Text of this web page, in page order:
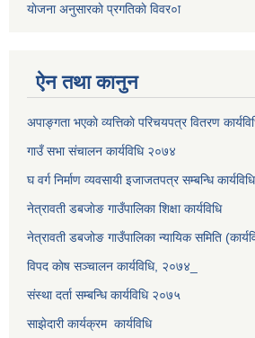
याेजना अनुसारकाे प्रगतिकाे विवर०ा
ऐन तथा कानुन
अपाङ्गता भएकाे व्यत्तिकाे परिचयपत्र वितरण
गाउँ सभा संचालन कार्यविधि २०७४
घ वर्ग निर्माण व्यवसायी इजाजतपत्र सम्बन्धि
नेत्रावती डबजाेङ गाउँपालिका शिक्षा कार्यविधि
नेत्रावती डबजोङ गाउँपालिका न्यायिक समिति
विपद काेष सञ्चालन कार्यविधि, २०७४_
संस्था दर्ता सम्बन्धि कार्यविधि २०७५
साझेदारी कार्यक्रम कार्यविधि